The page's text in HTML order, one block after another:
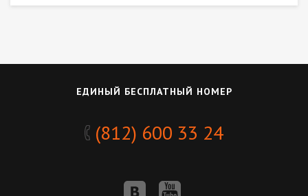
ЕДИНЫЙ БЕСПЛАТНЫЙ НОМЕР
(812) 600 33 24